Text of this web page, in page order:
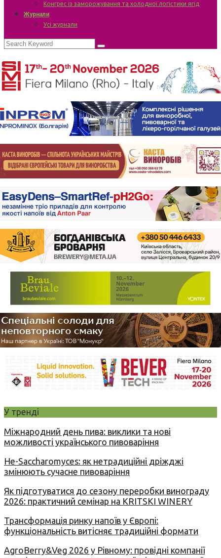
Конгрес із заморожування та холодної логістики ягід
Журнали
Усі журнали
У тренді
Міжнародний день пива: виклики та нові
можливості українського пивоваріння
Не-Saccharomyces: як нетрадиційні дріжджі
змінюють сучасне пивоваріння
Як підготуватися до сезону переробки винограду
2026: практичний семінар на KRITSKI WINERY
Трансформація ринку напоїв у Європі:
функціональність витісняє традиційні формати
AgroBerry&Veg 2026 у Рівному: провідні компанії